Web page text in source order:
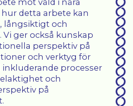
detta arbete kan
långsiktigt och
ger också kunskap
perspektiv på
och verktyg för
processer
och
på